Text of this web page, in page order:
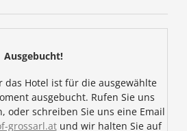
Ausgebucht!
das Hotel ist für die ausgewählte
ausgebucht. Rufen Sie uns
oder schreiben Sie uns eine Email
grossarl.atund wir halten Sie auf